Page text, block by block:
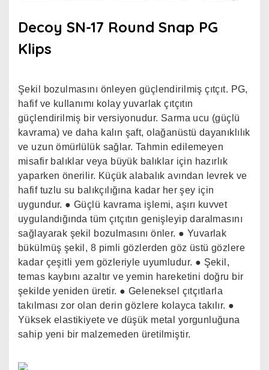
Decoy SN-17 Round Snap PG
Klips
Şekil bozulmasını önleyen güçlendirilmiş çıtçıt. PG,
hafif ve kullanımı kolay yuvarlak çıtçıtın
güçlendirilmiş bir versiyonudur. Sarma ucu (güçlü
kavrama) ve daha kalın şaft, olağanüstü dayanıklılık
ve uzun ömürlülük sağlar. Tahmin edilemeyen
misafir balıklar veya büyük balıklar için hazırlık
yaparken önerilir. Küçük alabalık avından levrek ve
hafif tuzlu su balıkçılığına kadar her şey için
uygundur. ● Güçlü kavrama işlemi, aşırı kuvvet
uygulandığında tüm çıtçıtın genişleyip daralmasını
sağlayarak şekil bozulmasını önler. ● Yuvarlak
bükülmüş şekil, 8 pimli gözlerden göz üstü gözlere
kadar çeşitli yem gözleriyle uyumludur. ● Şekil,
temas kaybını azaltır ve yemin hareketini doğru bir
şekilde yeniden üretir. ● Geleneksel çıtçıtlarla
takılması zor olan derin gözlere kolayca takılır. ●
Yüksek elastikiyete ve düşük metal yorgunluğuna
sahip yeni bir malzemeden üretilmiştir.